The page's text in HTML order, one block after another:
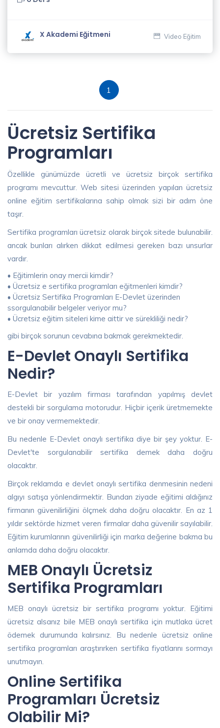
X Akademi Eğitmeni Video Eğitim
1
Ücretsiz Sertifika
Programları
Özellikle günümüzde ücretli ve ücretsiz birçok sertifika
programı mevcuttur. Web sitesi üzerinden yapılan ücretsiz
online eğitim sertifikalarına sahip olmak sizi bir adım öne
taşır.
Sertifika programları ücretsiz olarak birçok sitede bulunabilir.
ancak bunları alırken dikkat edilmesi gereken bazı unsurlar
vardır.
• Eğitimlerin onay mercii kimdir?
• Ücretsiz e sertifika programları eğitmenleri kimdir?
• Ücretsiz Sertifika Programları E-Devlet üzerinden
ssorgulanabilir belgeler veriyor mu?
• Ücretsiz eğitim siteleri kime aittir ve sürekliliği nedir?
gibi birçok sorunun cevabına bakmak gerekmektedir.
E-Devlet Onaylı Sertifika
Nedir?
E-Devlet bir yazılım firması tarafından yapılmış devlet
destekli bir sorgulama motorudur. Hiçbir içerik üretmemekte
ve bir onay vermemektedir.
Bu nedenle E-Devlet onaylı sertifika diye bir şey yoktur. E-
Devlet'te sorgulanabilir sertifika demek daha doğru
olacaktır.
Birçok reklamda e devlet onaylı sertifika denmesinin nedeni
algıyı satışa yönlendirmektir. Bundan ziyade eğitimi aldığınız
firmanın güvenilirliğini ölçmek daha doğru olacaktır. En az 1
yıldır sektörde hizmet veren firmalar daha güvenilir sayılabilir.
Eğitim kurumlarının güvenilirliği için marka değerine bakma bu
anlamda daha doğru olacaktır.
MEB Onaylı Ücretsiz
Sertifika Programları
MEB onaylı ücretsiz bir sertifika programı yoktur. Eğitimi
ücretsiz alsanız bile MEB onaylı sertifika için mutlaka ücret
ödemek durumunda kalırsınız. Bu nedenle ücretsiz online
sertifika programları araştırırken sertifika fiyatlarını sormayı
unutmayın.
Online Sertifika
Programları Ücretsiz
Olabilir Mi?